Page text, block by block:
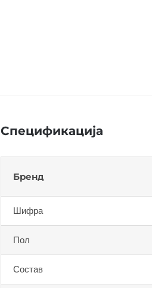
Спецификација
Бренд
Шифра
Пол
Состав